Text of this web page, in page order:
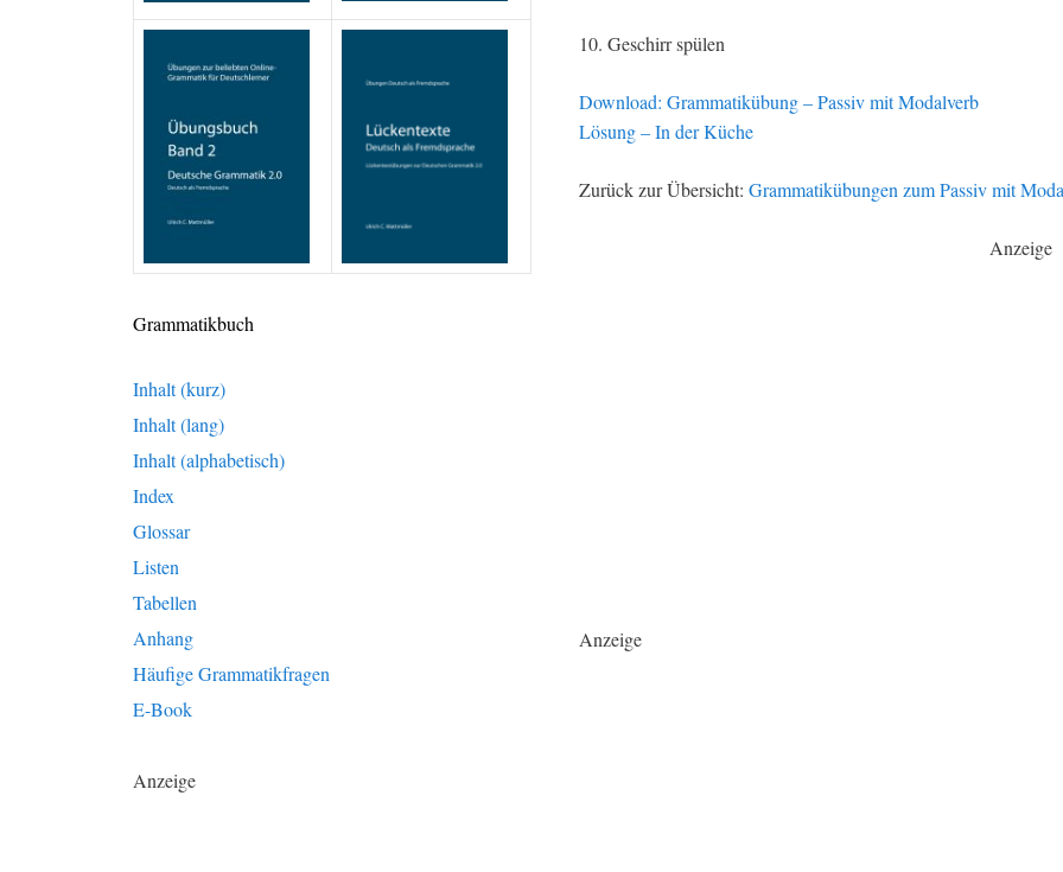
10. Geschirr spülen
Download: Grammatikübung – Passiv mit Modalverb
Lösung – In der Küche
Zurück zur Übersicht: Grammatikübungen zum Passiv mit
Anzeige
Anzeige
Grammatikbuch
Inhalt (kurz)
Inhalt (lang)
Inhalt (alphabetisch)
Index
Glossar
Listen
Tabellen
Anhang
Häufige Grammatikfragen
E-Book
Anzeige